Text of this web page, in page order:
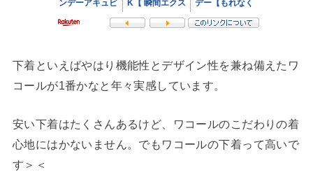
下着といえばやはり機能性とデザイン性を兼ね備えたワ
コールが1番かなと年々実感しています。
安い下着はたくさんあるけど、ワコールのこだわりの着
心地にはかないません。でもワコールの下着って高いで
す＞＜